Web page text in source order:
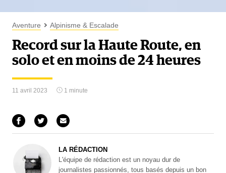
Aventure Alpinisme & Escalade
Record sur la Haute Route, en
solo et en moins de 24 heures
11 avril 2023 1 minute
LA RÉDACTION
L'équipe de rédaction est un noyau dur de
journalistes passionnés, tous basés depuis un bon